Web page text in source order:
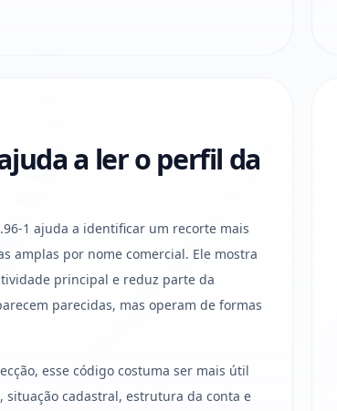
a ler o perfil da
1 ajuda a identificar um recorte mais
amplas por nome comercial. Ele mostra
principal e reduz parte da
parecidas, mas operam de formas
esse código costuma ser mais útil
cadastral, estrutura da conta e